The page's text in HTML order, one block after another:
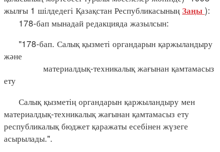
жылғы 1 шілдедегі Қазақстан Республикасының Заңы ):
178-бап мынадай редакцияда жазылсын:
"178-бап. Салық қызметі органдарын қаржыландыру
және
материалдық-техникалық жағынан қамтамасыз
ету
Салық қызметің органдарын қаржыландыру мен
материалдық-техникалық жағынан қамтамасыз ету
республикалық бюджет қаражаты есебінен жүзеге
асырылады.".